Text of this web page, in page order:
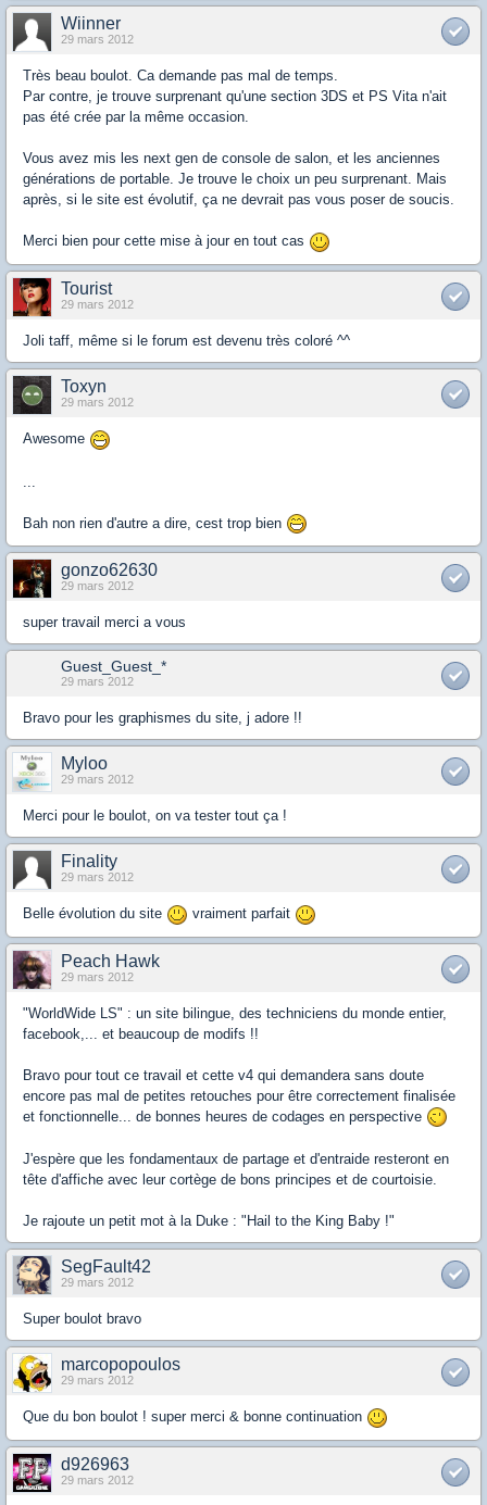
Wiinner
29 mars 2012
Très beau boulot. Ca demande pas mal de temps.
Par contre, je trouve surprenant qu'une section 3DS et PS Vita n'ait
pas été crée par la même occasion.
Vous avez mis les next gen de console de salon, et les anciennes
générations de portable. Je trouve le choix un peu surprenant. Mais
après, si le site est évolutif, ça ne devrait pas vous poser de soucis.
Merci bien pour cette mise à jour en tout cas
Tourist
29 mars 2012
Joli taff, même si le forum est devenu très coloré ^^
Toxyn
29 mars 2012
Awesome
Bah non rien d'autre a dire, cest trop bien
gonzo62630
29 mars 2012
super travail merci a vous
Guest_Guest_*
29 mars 2012
Bravo pour les graphismes du site, j adore !!
Myloo
29 mars 2012
Merci pour le boulot, on va tester tout ça !
Finality
29 mars 2012
Belle évolution du site vraiment parfait
Peach Hawk
29 mars 2012
"WorldWide LS" : un site bilingue, des techniciens du monde entier,
facebook,... et beaucoup de modifs !!
Bravo pour tout ce travail et cette v4 qui demandera sans doute
encore pas mal de petites retouches pour être correctement finalisée
et fonctionnelle... de bonnes heures de codages en perspective
J'espère que les fondamentaux de partage et d'entraide resteront en
tête d'affiche avec leur cortège de bons principes et de courtoisie.
Je rajoute un petit mot à la Duke : "Hail to the King Baby !"
SegFault42
29 mars 2012
Super boulot bravo
marcopopoulos
29 mars 2012
Que du bon boulot ! super merci & bonne continuation
d926963
29 mars 2012